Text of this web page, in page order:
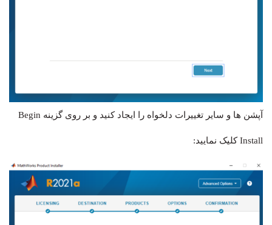
آپشن ها و سایر تغییرات دلخواه را ایجاد کنید و بر روی گزینه Begin
Install کلیک نمایید: